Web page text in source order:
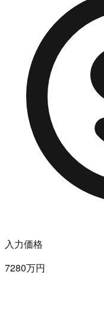
入力価格
7280万円